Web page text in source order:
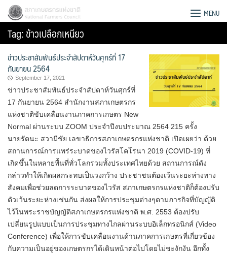
Skip
content
Search
for:
สภาเกษตรกรแห่งชาติ MENU
Tag:ข้าวเปลือกเหนียว
ข่าวประชาสัมพันธ์ประจำสัปดาห์วันศุกร์ที่ 17
กันยายน 2564
September 17, 2021
ข่าวประชาสัมพันธ์ประจำสัปดาห์วันศุกร์ที่
17 กันยายน 2564 สำนักงานสภาเกษตรกร
แห่งชาติขับเคลื่อนงานภาคการเกษตร New
Normal ผ่านระบบ ZOOM ประจำปีงบประมาณ 2564 215 ครั้ง
นายรัตนะ สวามีชัย เลขาธิการสภาเกษตรกรแห่งชาติ เปิดเผยว่า ด้วย
สถานการณ์การแพร่ระบาดของไวรัสโคโรนา 2019 (COVID-19) ที่
เกิดขึ้นในหลายพื้นที่ทั่วโลกรวมทั้งประเทศไทยด้วย สถานการณ์ดัง
กล่าวทำให้เกิดผลกระทบเป็นวงกว้าง ประชาชนต้องเว้นระยะห่างทาง
สังคมเพื่อช่วยลดการระบาดของไวรัส สภาเกษตรกรแห่งชาติก็ต้องปรับ
ตัวเว้นระยะห่างเช่นกัน ส่งผลให้การประชุมต่างๆตามภารกิจที่บัญญัติ
ไว้ในพระราชบัญญัติสภาเกษตรกรแห่งชาติ พ.ศ. 2553 ต้องปรับ
เปลี่ยนรูปแบบเป็นการประชุมทางไกลผ่านระบบอิเล็กทรอนิกส์ (Video
Conference) เพื่อให้การขับเคลื่อนงานด้านภาคการเกษตรที่เกี่ยวข้อง
กับความเป็นอยู่ของเกษตรกรได้เดินหน้าต่อไปโดยไม่ชะงักงัน อีกทั้ง